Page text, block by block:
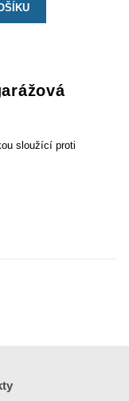
sloužící proti